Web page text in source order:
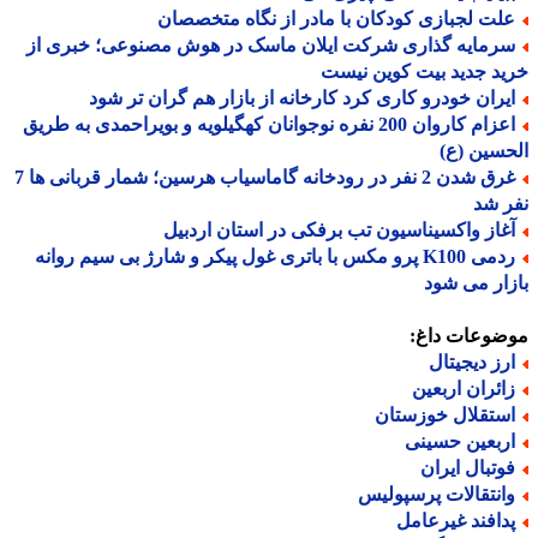
لجبازی کودکان با مادر از نگاه متخصصان
گذاری شرکت ایلان ماسک در هوش مصنوعی؛ خبری از
جدید بیت کوین نیست
خودرو کاری کرد کارخانه از بازار هم گران تر شود
اعزام کاروان 200 نفره نوجوانان کهگیلویه و بویراحمدی به طریق
(ع)
غرق شدن 2 نفر در رودخانه گاماسیاب هرسین؛ شمار قربانی ها 7
شد
واکسیناسیون تب برفکی در استان اردبیل
ردمی K100 پرو مکس با باتری غول پیکر و شارژ بی سیم روانه
می شود
داغ:
دیجیتال
اربعین
خوزستان
حسینی
ایران
پرسپولیس
غیرعامل